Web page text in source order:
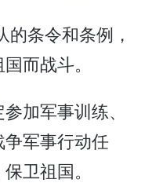
条令和条例，
而战斗。
加军事训练、
军事行动任
卫祖国。